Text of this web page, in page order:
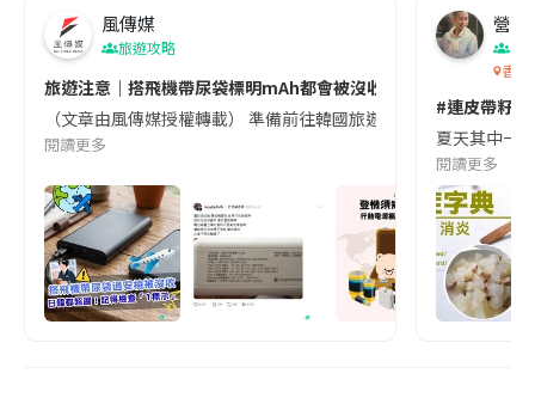
風傳媒
旅遊攻略
旅遊注意｜搭飛機帶尿袋標明mAh都會被沒收😱出發前切記檢查
（文章由風傳媒授權轉載） 準備前往韓國旅遊的民眾，近期要
閱讀更多
營養
香港
#連皮帶籽
夏天其中一
閱讀更多